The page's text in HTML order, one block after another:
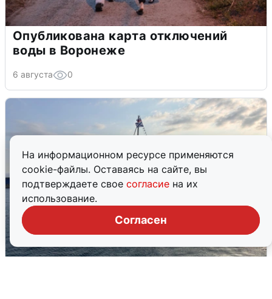
На информационном ресурсе применяются
cookie-файлы. Оставаясь на сайте, вы
подтверждаете свое согласие на их
использование.
Согласен
Опубликована карта отключений
воды в Воронеже
6 августа 0